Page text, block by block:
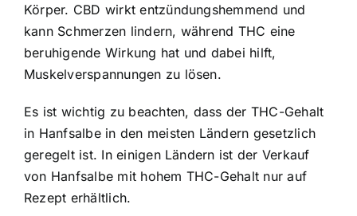
Körper. CBD wirkt entzündungshemmend und
kann Schmerzen lindern, während THC eine
beruhigende Wirkung hat und dabei hilft,
Muskelverspannungen zu lösen.
Es ist wichtig zu beachten, dass der THC-Gehalt
in Hanfsalbe in den meisten Ländern gesetzlich
geregelt ist. In einigen Ländern ist der Verkauf
von Hanfsalbe mit hohem THC-Gehalt nur auf
Rezept erhältlich.